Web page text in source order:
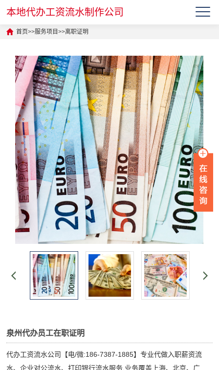
本地代办工资流水制作公司
首页>>服务项目>>离职证明
泉州代办员工在职证明
代办工资流水公司【电/微:186-7387-1885】专业代做入职薪资流
水、企业对公流水、打印银行流水服务,业务覆盖上海、北京、广